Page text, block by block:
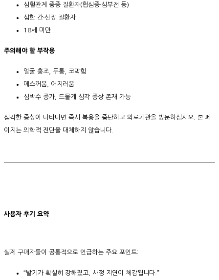
심혈관계 중증 질환자(협심증·심부전 등)
심한 간·신장 질환자
18세 미만
주의해야 할 부작용
얼굴 홍조, 두통, 코막힘
메스꺼움, 어지러움
심박수 증가, 드물게 심각 증상 존재 가능
심각한 증상이 나타나면 즉시 복용을 중단하고 의료기관을 방문하십시오. 본 페
이지는 의학적 진단을 대체하지 않습니다.
사용자 후기 요약
실제 구매자들이 공통적으로 언급하는 주요 포인트:
“발기가 확실히 강해졌고, 사정 지연이 체감됩니다.”